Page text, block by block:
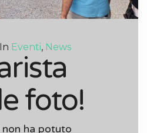
In Eventi, News
foto!
non ha potuto